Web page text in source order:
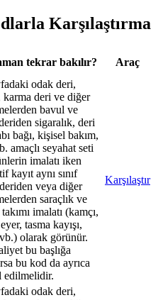
Karşılaştırma
tekrar bakılır? Araç
odak deri,
karma deri ve diğer
bavul ve
sigaralık, deri
bağı, kişisel bakım,
amaçlı seyahat seti
imalatı iken
kayıt aynı sınıf
veya diğer
saraçlık ve
imalatı (kamçı,
tasma kayışı,
olarak görünür.
bu başlığa
bu kod da ayrıca
edilmelidir.
Karşılaştır
odak deri,